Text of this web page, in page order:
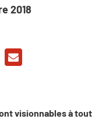
2018
visionnables à tout